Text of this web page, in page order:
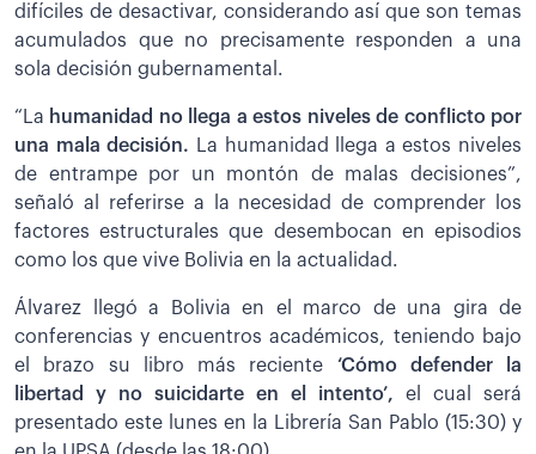
difíciles de desactivar, considerando así que son temas
acumulados que no precisamente responden a una
sola decisión gubernamental.
“La humanidad no llega a estos niveles de conflicto por
una mala decisión.
La humanidad llega a estos niveles
de entrampe por un montón de malas decisiones”,
señaló al referirse a la necesidad de comprender los
factores estructurales que desembocan en episodios
como los que vive Bolivia en la actualidad.
Álvarez llegó a Bolivia en el marco de una gira de
conferencias y encuentros académicos, teniendo bajo
el brazo su libro más reciente ‘Cómo defender la
libertad y no suicidarte en el intento’, el cual será
presentado este lunes en la Librería San Pablo (15:30) y